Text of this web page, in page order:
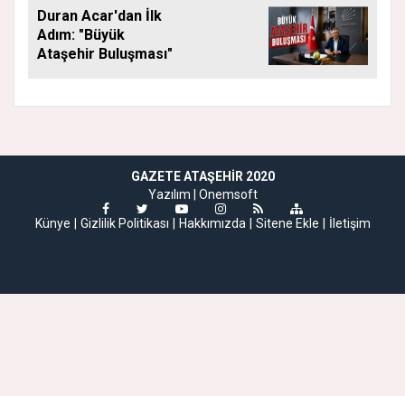
Duran Acar'dan İlk
Adım: "Büyük
Ataşehir Buluşması"
GAZETE ATAŞEHIR 2020
Yazılım | Onemsoft
Künye
Gizlilik Politikası Hakkımızda Sitene Ekle İletişim